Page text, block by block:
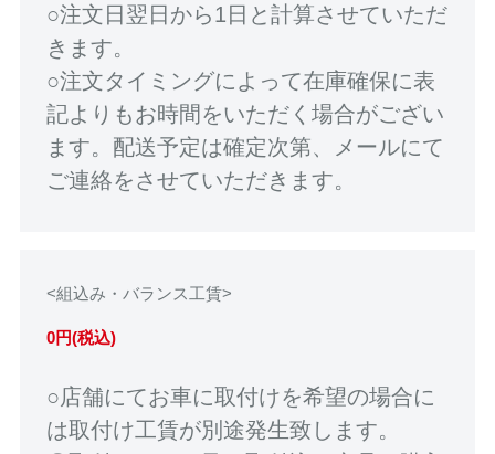
○注文日翌日から1日と計算させていただ
きます。
○注文タイミングによって在庫確保に表
記よりもお時間をいただく場合がござい
ます。配送予定は確定次第、メールにて
ご連絡をさせていただきます。
<組込み・バランス工賃>
0円(税込)
○店舗にてお車に取付けを希望の場合に
は取付け工賃が別途発生致します。